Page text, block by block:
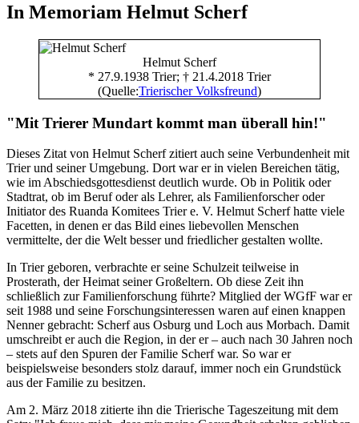
In Memoriam Helmut Scherf
Helmut Scherf
* 27.9.1938 Trier; † 21.4.2018 Trier
(Quelle:Trierischer Volksfreund)
"Mit Trierer Mundart kommt man überall hin!"
Dieses Zitat von Helmut Scherf zitiert auch seine Verbundenheit mit
Trier und seiner Umgebung. Dort war er in vielen Bereichen tätig,
wie im Abschiedsgottesdienst deutlich wurde. Ob in Politik oder
Stadtrat, ob im Beruf oder als Lehrer, als Familienforscher oder
Initiator des Ruanda Komitees Trier e. V. Helmut Scherf hatte viele
Facetten, in denen er das Bild eines liebevollen Menschen
vermittelte, der die Welt besser und friedlicher gestalten wollte.
In Trier geboren, verbrachte er seine Schulzeit teilweise in
Prosterath, der Heimat seiner Großeltern. Ob diese Zeit ihn
schließlich zur Familienforschung führte? Mitglied der WGfF war er
seit 1988 und seine Forschungsinteressen waren auf einen knappen
Nenner gebracht: Scherf aus Osburg und Loch aus Morbach. Damit
umschreibt er auch die Region, in der er – auch nach 30 Jahren noch
– stets auf den Spuren der Familie Scherf war. So war er
beispielsweise besonders stolz darauf, immer noch ein Grundstück
aus der Familie zu besitzen.
Am 2. März 2018 zitierte ihn die Trierische Tageszeitung mit dem